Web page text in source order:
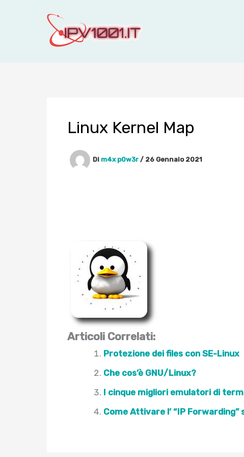
Linux Kernel Map
Di m4x p0w3r / 26 Gennaio 2021
Articoli Correlati:
Protezione dei files con SE-Linux
Che cos’è GNU/Linux?
I cinque migliori emulatori di
Come Attivare l’ “IP